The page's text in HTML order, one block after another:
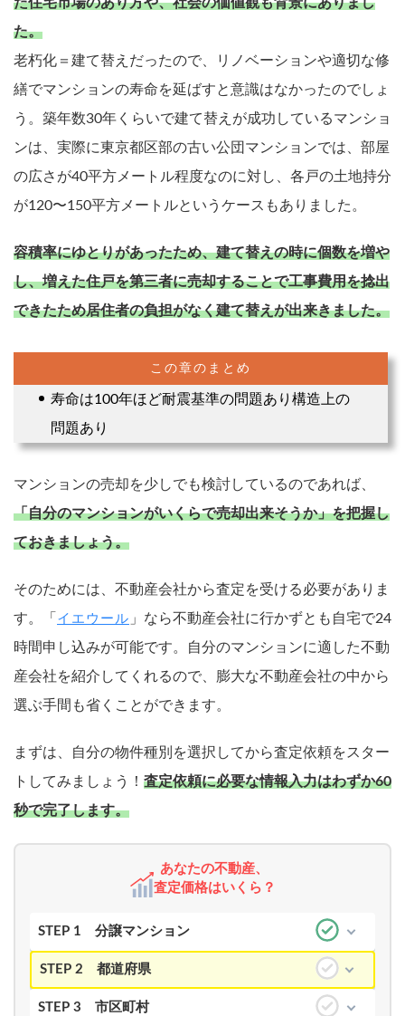
た。
老朽化＝建て替えだったので、リノベーションや適切な修
繕でマンションの寿命を延ばすと意識はなかったのでしょ
う。築年数30年くらいで建て替えが成功しているマンショ
ンは、実際に東京都区部の古い公団マンションでは、部屋
の広さが40平方メートル程度なのに対し、各戸の土地持分
が120〜150平方メートルというケースもありました。
容積率にゆとりがあったため、建て替えの時に個数を増や
し、増えた住戸を第三者に売却することで工事費用を捻出
できたため居住者の負担がなく建て替えが出来きました。
寿命は100年ほど耐震基準の問題あり構造上の
問題あり
マンションの売却を少しでも検討しているのであれば、
「自分のマンションがいくらで売却出来そうか」を把握し
ておきましょう。
そのためには、不動産会社から査定を受ける必要がありま
す。「 イエウール 」なら不動産会社に行かずとも自宅で24
時間申し込みが可能です。自分のマンションに適した不動
産会社を紹介してくれるので、膨大な不動産会社の中から
選ぶ手間も省くことができます。
まずは、自分の物件種別を選択してから査定依頼をスター
トしてみましょう！ 査定依頼に必要な情報入力はわずか60
秒で完了します。
あなたの不動産、
査定価格はいくら？
STEP 1 分譲マンション
STEP 2 都道府県
STEP 3 市区町村